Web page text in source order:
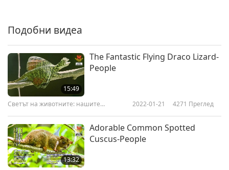
Подобни видеа
15:49
The Fantastic Flying Draco Lizard-
People
Светът на животните: нашите
2022-01-21 4271 Преглед
13:32
Adorable Common Spotted
Cuscus-People